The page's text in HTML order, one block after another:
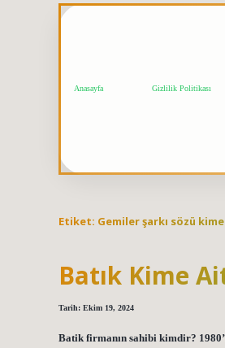
Anasayfa Gizlilik Politikası
Etiket: Gemiler şarkı sözü
Batık Kime
Tarih: Ekim 19, 2024
Batik firmanın sahibi kimdir?